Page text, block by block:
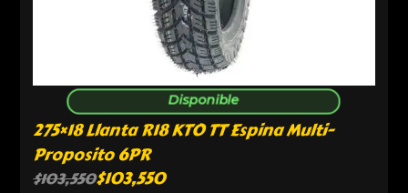
Disponible
275×18 Llanta R18 KTO TT Espina Multi-
Proposito 6PR
$103,550$103,550